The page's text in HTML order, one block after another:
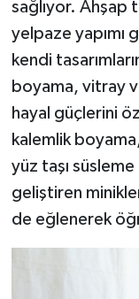
sağlıyor. Ahşap
yelpaze yapımı
kendi
boyama, vitray
hayal güçlerini
kalemlik
yüz taşı
geliştiren
de eğlenerek